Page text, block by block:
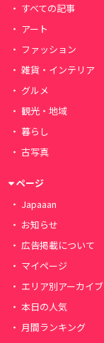
すべての記事
アート
ファッション
雑貨・インテリア
グルメ
観光・地域
暮らし
古写真
ページ
Japaaan
お知らせ
広告掲載について
マイページ
エリア別アーカイブ
本日の人気
月間ランキング